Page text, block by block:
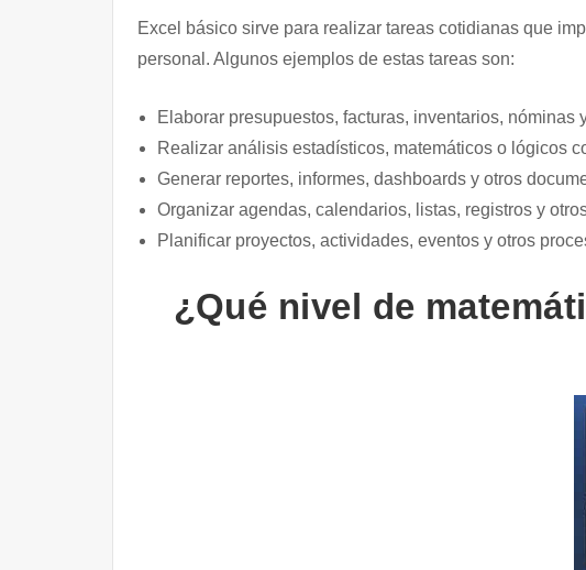
Excel básico sirve para realizar tareas cotidianas que
personal. Algunos ejemplos de estas tareas son:
Elaborar presupuestos, facturas, inventarios,
Realizar análisis estadísticos, matemáticos o lógicos
Generar reportes, informes, dashboards y otros
Organizar agendas, calendarios, listas, registros y
Planificar proyectos, actividades, eventos y otros
¿Qué nivel de